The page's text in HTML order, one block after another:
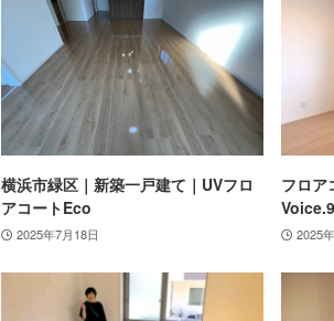
横浜市緑区｜新築一戸建て｜UVフロ
アコートEco
2025年7月18日
フロア
2025